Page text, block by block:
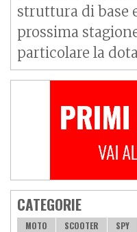
struttura di base
prossima
particolare la
CATEGORIE
MOTO SCOOTER SPY